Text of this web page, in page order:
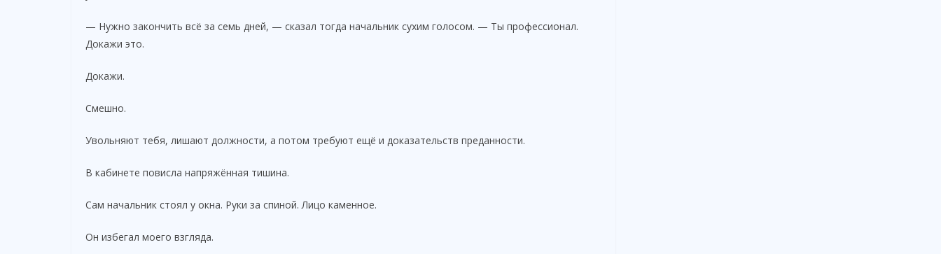
— Нужно закончить всё за семь дней, — сказал тогда начальник сухим голосом. — Ты профессионал.
Докажи это.
Докажи.
Смешно.
Увольняют тебя, лишают должности, а потом требуют ещё и доказательств преданности.
В кабинете повисла напряжённая тишина.
Сам начальник стоял у окна. Руки за спиной. Лицо каменное.
Он избегал моего взгляда.